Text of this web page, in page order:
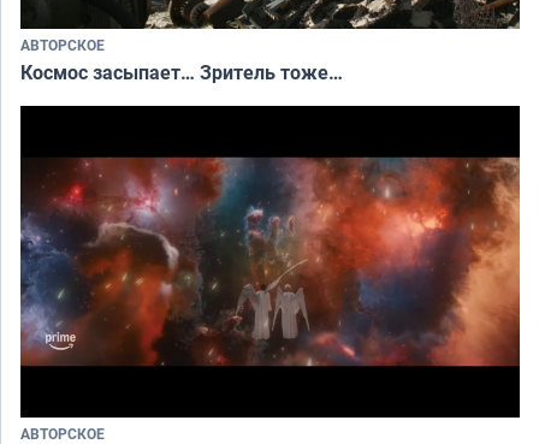
АВТОРСКОЕ
Космос засыпает… Зритель тоже…
АВТОРСКОЕ